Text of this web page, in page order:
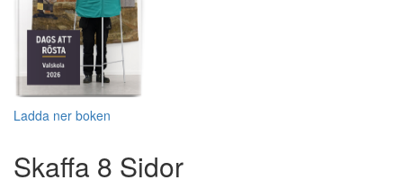
Ladda ner boken
Skaffa 8 Sidor